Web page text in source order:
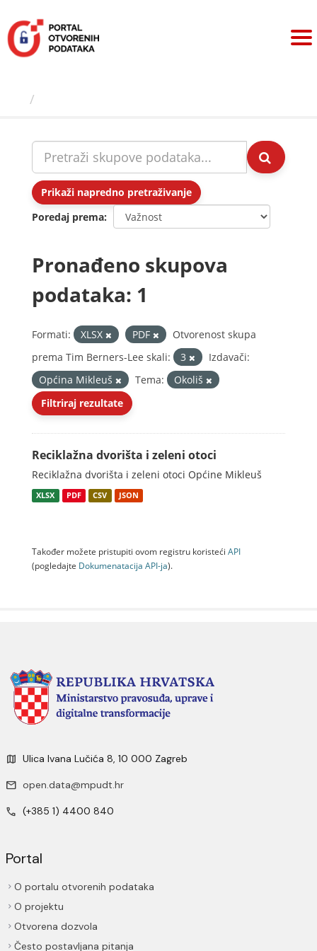
sadržaj
Prikaži napredno pretraživanje
Poredaj prema
Pronađeno skupova
podataka: 1
Formati: XLSX PDF
Otvorenost skupa
prema Tim Berners-Lee skali:
3
Izdavači:
Općina Mikleuš
Tema:
Okoliš
Filtriraj rezultate
Reciklažna dvorišta i zeleni otoci
Reciklažna dvorišta i zeleni otoci Općine Mikleuš
XLSX PDF CSV JSON
Također možete pristupiti ovom registru koristeći API
(pogledajte Dokumenаtаcijа API-jа).